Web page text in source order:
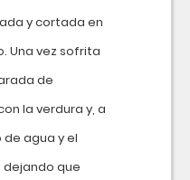
y cortada en
Una vez sofrita
de
la verdura y, a
agua y el
dejando que